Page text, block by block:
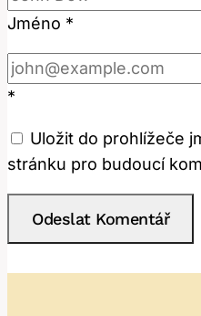
Jméno *
*
Uložit do prohlížeče
stránku pro budoucí